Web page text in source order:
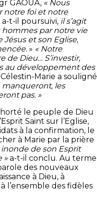
GAOUA, « Nous
notre foi et notre
a-t-il poursuivi, il s’agit
par notre vie
et son Eglise,
» « Notre
de Dieu… S’investir,
au développement des
Célestin-Marie a souligné
manqueront, les
pas. »
le peuple de Dieu
Saint sur l’Eglise,
à la confirmation, le
à Marie par la prière
inonde de son Esprit
» a-t-il conclu. Au terme
des nouveaux
à Dieu, à
l’ensemble des fidèles